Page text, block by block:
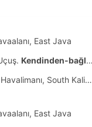
East Java
Kendinden-bağlantılı
BDJ Banjarmasin Havalimanı, South Kalimantan
East Java